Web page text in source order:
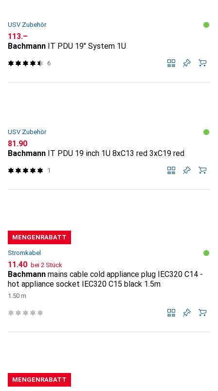
USV Zubehör
CHF
113.–
Bachmann IT PDU 19" System 1U
6
USV Zubehör
CHF
81.90
Bachmann IT PDU 19 inch 1U 8xC13 red 3xC19 red
1
MENGENRABATT
Stromkabel
CHF
11.40 bei 2 Stück
Bachmann mains cable cold appliance plug IEC320 C14 -
hot appliance socket IEC320 C15 black 1.5m
1.50 m
MENGENRABATT